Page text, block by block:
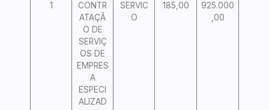
1
CONTR
ATAÇÃ
O DE
SERVIÇ
OS DE
EMPRES
A
ESPECI
ALIZAD
SERVIC
O
185,00
925.000
,00